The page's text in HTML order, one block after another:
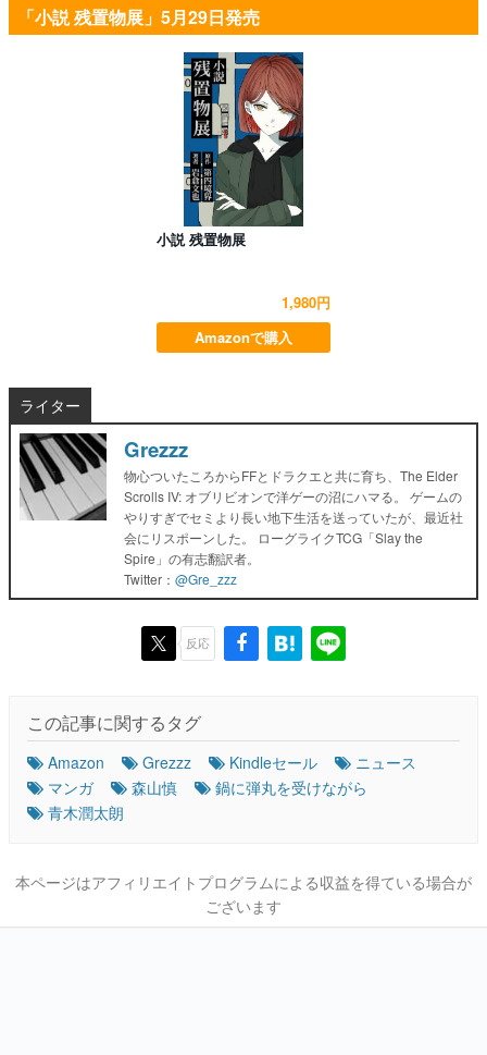
「小説 残置物展」5月29日発売
小説 残置物展
1,980円
Amazonで購入
ライター
Grezzz
物心ついたころからFFとドラクエと共に育ち、The Elder
Scrolls IV: オブリビオンで洋ゲーの沼にハマる。 ゲームの
やりすぎでセミより長い地下生活を送っていたが、最近社
会にリスポーンした。 ローグライクTCG「Slay the
Spire」の有志翻訳者。
Twitter： @Gre_zzz
反応
この記事に関するタグ
Amazon Grezzz Kindleセール
ニュース
マンガ
森山慎
鍋に弾丸を受けながら
青木潤太朗
本ページはアフィリエイトプログラムによる収益を得ている場合が
ございます